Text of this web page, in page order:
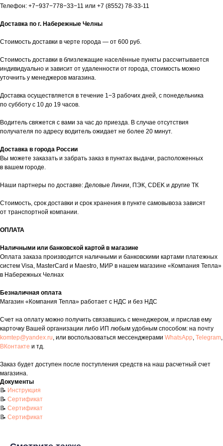
Телефон: +7−937−778−33−11 или +7 (8552) 78-33-11
Доставка по г. Набережные Челны
Стоимость доставки в черте города — от 600 руб.
Стоимость доставки в близлежащие населённые пункты рассчитывается
индивидуально и зависит от удаленности от города, стоимость можно
уточнить у менеджеров магазина.
Доставка осуществляется в течение 1−3 рабочих дней, с понедельника
по субботу с 10 до 19 часов.
Водитель свяжется с вами за час до приезда. В случае отсутствия
получателя по адресу водитель ожидает не более 20 минут.
Доставка в города России
Вы можете заказать и забрать заказ в пунктах выдачи, расположенных
в вашем городе.
Наши партнеры по доставке: Деловые Линии, ПЭК, CDEK и другие ТК
Стоимость, срок доставки и срок хранения в пункте самовывоза зависят
от транспортной компании.
ОПЛАТА
Наличными или банковской картой в магазине
Оплата заказа производится наличными и банковскими картами платежных
систем Visa, MasterCard и Maestro, МИР в нашем магазине «Компания Тепла»
в Набережных Челнах
Безналичная оплата
Магазин «Компания Тепла» работает с НДС и без НДС
Счет на оплату можно получить связавшись с менеджером, и прислав ему
карточку Вашей организации либо ИП любым удобным способом: на почту
komtep@yandex.ru, или воспользоваться мессенджерами WhatsApp, Telegram,
ВКонтакте и тд.
Заказ будет доступен после поступления средств на наш расчетный счет
магазина.
Документы
📝 Инструкция
📝 Сертификат
📝 Сертификат
📝 Сертификат
Покупателям
Пн-Пт: 8:00 - 17:00
Сб: 8:00 - 14:00
Почта: komtep@yandex.ru
+7 (8552) 78-33-11
Заказать звонок